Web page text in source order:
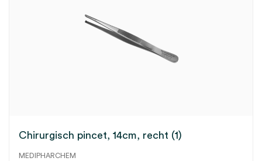
Chirurgisch pincet, 14cm, recht (1)
MEDIPHARCHEM